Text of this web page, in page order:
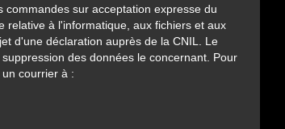
sur acceptation expresse du
relative à l'informatique, aux fichiers et aux
d'une déclaration auprès de la CNIL. Le
des données le concernant. Pour
courrier à :